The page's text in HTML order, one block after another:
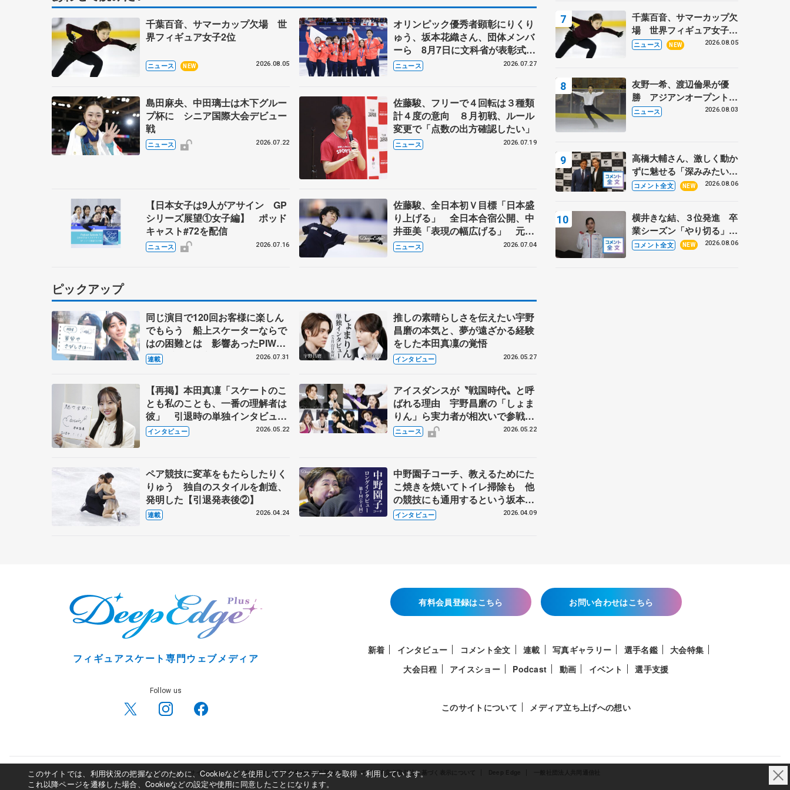
千葉百音、サマーカップ欠場 世
界フィギュア女子2位
ニュース NEW 2026.08.05
オリンピック優秀者顕彰にりくり
ゅう、坂本花織さん、団体メンバ
ーら 8月7日に文科省が表彰式、
ブルーノ・マルコット、中野園子
らコーチも
ニュース 2026.07.27
島田麻央、中田璃士は木下グルー
プ杯に シニア国際大会デビュー
戦
ニュース 2026.07.22
佐藤駿、フリーで４回転は３種類
計４度の意向 ８月初戦、ルール
変更で「点数の出方確認したい」
ニュース 2026.07.19
【日本女子は9人がアサイン GP
シリーズ展望①女子編】 ポッド
キャスト#72を配信
ニュース 2026.07.16
佐藤駿、全日本初Ｖ目標「日本盛
り上げる」 全日本合宿公開、中
井亜美「表現の幅広げる」 元世
界王者のフェルナンデスさんが講
師
ニュース 2026.07.04
ピックアップ
同じ演目で120回お客様に楽しん
でもらう 船上スケーターならで
はの困難とは 影響あったPIW前
キャプテン松永さんの存在
連載 2026.07.31
推しの素晴らしさを伝えたい宇野
昌磨の本気と、夢が遠ざかる経験
をした本田真凜の覚悟
インタビュー 2026.05.27
【再掲】本田真凜「スケートのこ
とも私のことも、一番の理解者は
彼」 引退時の単独インタビュー
で語った競技人生や家族、恋人、
インタビュー 2026.05.22
アイスダンスが〝戦国時代〟と呼
ばれる理由 宇野昌磨の「しょま
りん」ら実力者が相次いで参戦
国内の競争激化
ニュース 2026.05.22
ペア競技に変革をもたらしたりく
りゅう 独自のスタイルを創造、
発明した【引退発表後②】
連載 2026.04.24
中野園子コーチ、教えるためにた
こ焼きを焼いてトイレ掃除も 他
の競技にも通用するという坂本花
織の筋肉
インタビュー 2026.04.09
トロフィーフリー】
千葉百音、サマーカップ欠
場 世界フィギュア女子2
位
ニュース NEW 2026.08.05
友野一希、渡辺倫果が優
勝 アジアンオープントロ
フィー
ニュース 2026.08.03
高橋大輔さん、激しく動か
ずに魅せる「深みみたいな
ものは出てきている？」
あい
コメント全文 NEW 2026.08.06
横井きな結、３位発進 卒
業シーズン「やり切る」
【みなとアクルス杯SP】
コメント全文 NEW 2026.08.06
フィギュアスケート専門ウェブメディア
Follow us
有料会員登録はこちら お問い合わせはこちら
新着 インタビュー コメント全文 連載 写真ギャラリー 選手名鑑
大会特集
大会日程
アイスショー Podcast 動画 イベント 選手支援
このサイトについて メディア立ち上げへの想い
サイトポリシー 利用規約 利用者情報の外部送信について 特定商取引法に基づく表示について
このサイトでは、利用状況の把握などのために、Cookieなどを使用してアクセスデータを取得・利用しています。
これ以降ページを遷移した場合、Cookieなどの設定や使用に同意したことになります。